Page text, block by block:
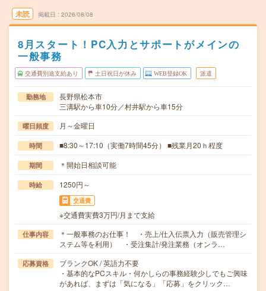
未読 掲載日 2026/08/08
8月スタート！PC入力とサポートがメインの
一般事務
交通費別途支給あり 土日祝日が休み WEB登録OK 派遣
勤務地
長野県松本市
三溝駅から車10分／村井駅から車15分
曜日頻度 月～金曜日
時間 ■8:30～17:10（実働7時間45分） ■残業月20ｈ程度
期間 ＊開始日相談可能
時給 1250円～
交通費
※交通費実費3万円/月まで支給
仕事内容
＊一般事務のお仕事！ ・売上/仕入伝票入力（販売管理シ
ステム等を利用） ・受注集計/発注業務（オンラ…
応募資格
ブランクOK / 英語力不要
・基本的なPCスキル・何かしらの事務経験少しでもご興味
があれば、まずは「気になる」「応募」をクリック…